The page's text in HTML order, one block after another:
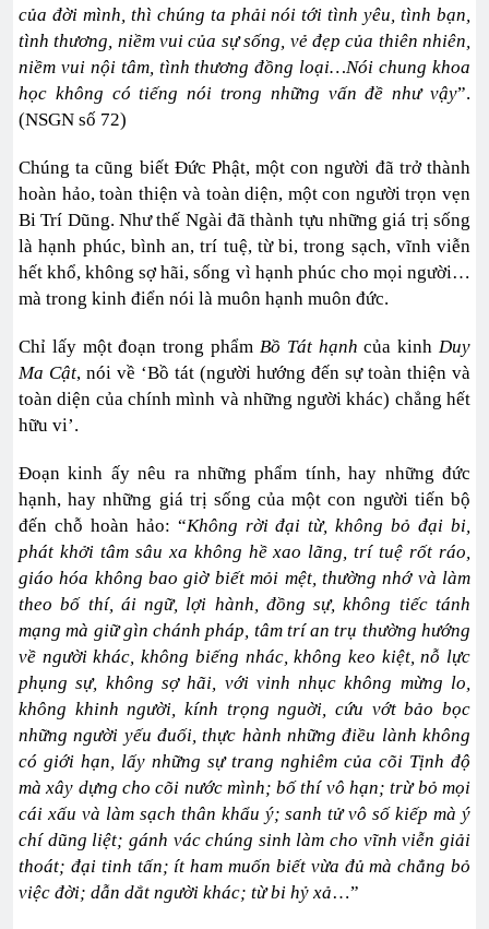
của đời mình, thì chúng ta phải nói tới tình yêu, tình bạn,
tình thương, niềm vui của sự sống, vẻ đẹp của thiên nhiên,
niềm vui nội tâm, tình thương đồng loại…Nói chung khoa
học không có tiếng nói trong những vấn đề như vậy”.
(NSGN số 72)
Chúng ta cũng biết Đức Phật, một con người đã trở thành
hoàn hảo, toàn thiện và toàn diện, một con người trọn vẹn
Bi Trí Dũng. Như thế Ngài đã thành tựu những giá trị sống
là hạnh phúc, bình an, trí tuệ, từ bi, trong sạch, vĩnh viễn
hết khổ, không sợ hãi, sống vì hạnh phúc cho mọi người…
mà trong kinh điển nói là muôn hạnh muôn đức.
Chỉ lấy một đoạn trong phẩm Bồ Tát hạnh của kinhDuy
Ma Cật, nói về ‘Bồ tát (người hướng đến sự toàn thiện và
toàn diện của chính mình và những người khác) chẳng hết
hữu vi’.
Đoạn kinh ấy nêu ra những phẩm tính, hay những đức
hạnh, hay những giá trị sống của một con người tiến bộ
đến chỗ hoàn hảo: “Không rời đại từ, không bỏ đại bi,
phát khởi tâm sâu xa không hề xao lãng, trí tuệ rốt ráo,
giáo hóa không bao giờ biết mỏi mệt, thường nhớ và làm
theo bố thí, ái ngữ, lợi hành, đồng sự, không tiếc tánh
mạng mà giữ gìn chánh pháp, tâm trí an trụ thường hướng
về người khác, không biếng nhác, không keo kiệt, nỗ lực
phụng sự, không sợ hãi, với vinh nhục không mừng lo,
không khinh người, kính trọng nguời, cứu vớt bảo bọc
những người yếu đuối, thực hành những điều lành không
có giới hạn, lấy những sự trang nghiêm của cõi Tịnh độ
mà xây dựng cho cõi nước mình; bố thí vô hạn; trừ bỏ mọi
cái xấu và làm sạch thân khẩu ý; sanh tử vô số kiếp mà ý
chí dũng liệt; gánh vác chúng sinh làm cho vĩnh viễn giải
thoát; đại tinh tấn; ít ham muốn biết vừa đủ mà chẳng bỏ
việc đời; dẫn dắt người khác; từ bi hỷ xả…”